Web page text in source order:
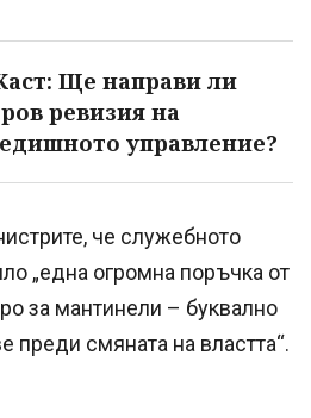
Ще направи ли
ревизия на
управление?
че служебното
„една огромна поръчка от
за мантинели – буквално
преди смяната на властта“.